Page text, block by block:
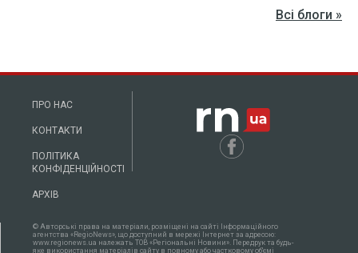
Всі блоги »
ПРО НАС
КОНТАКТИ
ПОЛІТИКА
КОНФІДЕНЦІЙНОСТІ
АРХІВ
© Авторські права на матеріали, розміщені на сайті Інформаційного
агентства «RegioNews», що доступний в мережі Інтернет за адресою:
www.regionews.ua належать ТОВ «Регіональні Новини». Передрук та будь-
яке використання матеріалів сайту в повному або частковому об'ємі